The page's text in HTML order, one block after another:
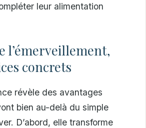
leur alimentation
l’émerveillement,
concrets
révèle des avantages
bien au-delà du simple
D’abord, elle transforme